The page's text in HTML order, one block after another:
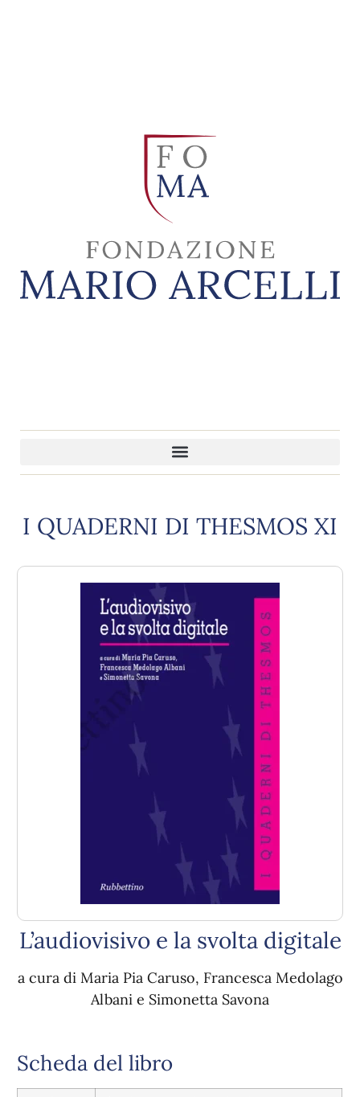
I QUADERNI DI THESMOS XI
L’audiovisivo e la svolta digitale
a cura di Maria Pia Caruso, Francesca Medolago
Albani e Simonetta Savona
Scheda del libro